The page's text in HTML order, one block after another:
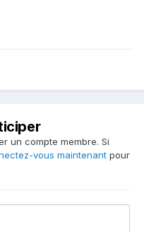
un compte membre. Si
vous maintenant pour